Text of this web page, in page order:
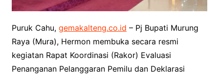
Puruk Cahu, gemakalteng.co.id – Pj Bupati Murung
Raya (Mura), Hermon membuka secara resmi
kegiatan Rapat Koordinasi (Rakor) Evaluasi
Penanganan Pelanggaran Pemilu dan Deklarasi